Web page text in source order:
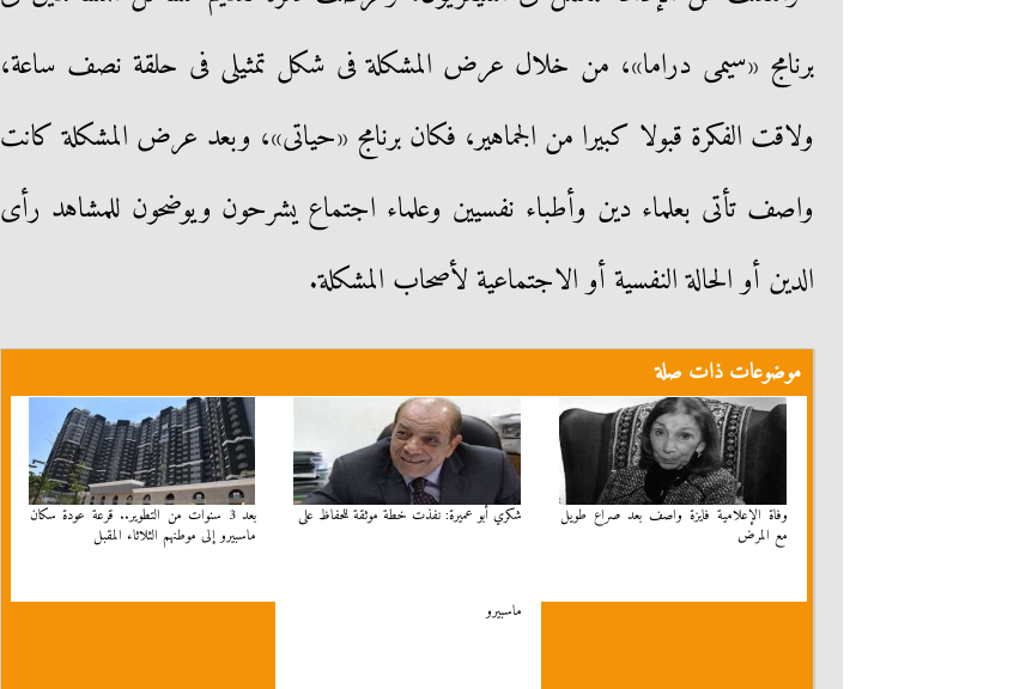
برنامج «سيمى دراما»، من خلال عرض المشكلة فى شكل تمثيلى فى حلقة نصف ساعة،
ولاقت الفكرة قبولا كبيرا من الجماهير، فكان برنامج «حياتى»، وبعد عرض المشكلة كانت
واصف تأتى بعلماء دين وأطباء نفسيين وعلماء اجتماع يشرحون ويوضحون للمشاهد رأى
الدين أو الحالة النفسية أو الاجتماعية لأصحاب المشكلة.
موضوعات ذات صلة
وفاة الإعلامية فايزة واصف بعد صراع طويل
مع المرض
شكري أبو عميرة: نفذت خطة موثقة للحفاظ على
ماسبيرو
بعد 3 سنوات من التطوير.. قرعة عودة سكان
ماسبيرو إلى موطنهم الثلاثاء المقبل